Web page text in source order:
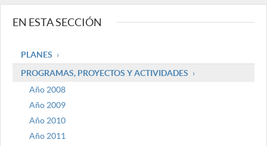
EN ESTA SECCIÓN
PLANES
PROGRAMAS, PROYECTOS Y ACTIVIDADES
Año 2008
Año 2009
Año 2010
Año 2011